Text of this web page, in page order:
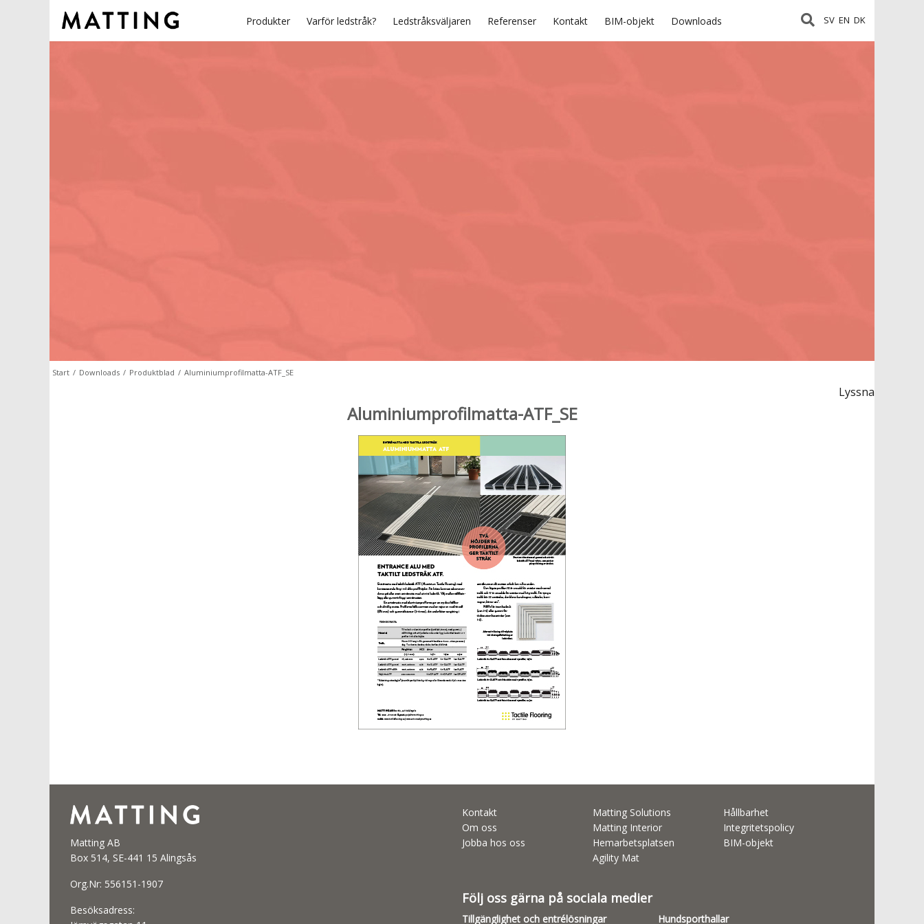
Produkter Varför ledstråk? Ledstråksväljaren Referenser Kontakt BIM-objekt Downloads SV EN DK
Start / Downloads / Produktblad / Aluminiumprofilmatta-ATF_SE
Lyssna
Aluminiumprofilmatta-ATF_SE
Matting AB
Box 514, SE-441 15 Alingsås
Org.Nr: 556151-1907
Besöksadress:
Kontakt
Om oss
Jobba hos oss
Matting Solutions
Matting Interior
Hemarbetsplatsen
Agility Mat
Hållbarhet
Integritetspolicy
BIM-objekt
Följ oss gärna på sociala medier
Tillgänglighet och entrélösningar Hundsporthallar